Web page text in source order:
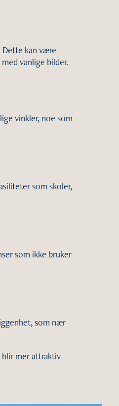
Dette kan være
vanlige bilder.
vinkler, noe som
som skoler,
som ikke bruker
som nær
mer attraktiv